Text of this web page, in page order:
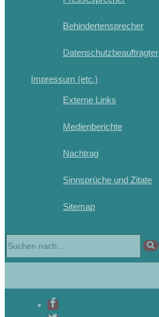
Behindertensprecher
Datenschutzbeauftragter
Impressum (etc.)
Externe Links
Medienberichte
Nachtrag
Sinnsprüche und Zitate
Sitemap